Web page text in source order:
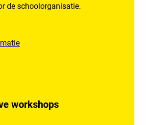
de schoolorganisatie.
workshops